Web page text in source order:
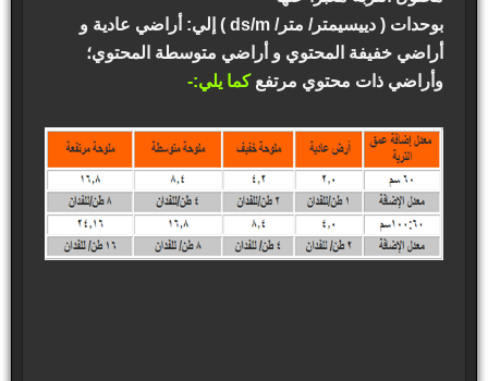
بوحدات ( دييسيمتر/ متر/ ds/m ) إلي: أراضي عادية و
أراضي خفيفة المحتوي و أراضي متوسطة المحتوي؛
وأراضي ذات محتوي مرتفعكما يلي:-